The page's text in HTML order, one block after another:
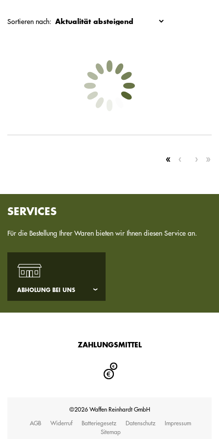
Sortieren nach:
SERVICES
Für die Bestellung Ihrer Waren bieten wir Ihnen diesen Service an.
ABHOLUNG BEI UNS
ZAHLUNGSMITTEL
©2026 Waffen Reinhardt GmbH
AGB
Widerruf Batteriegesetz Datenschutz
Impressum
Sitemap